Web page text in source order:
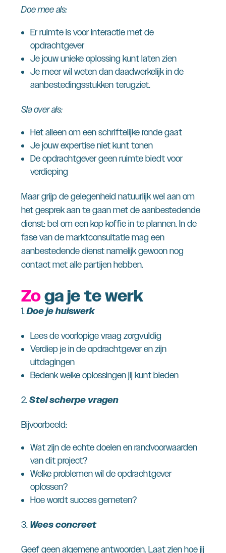
Doe mee als:
Er ruimte is voor interactie met de
opdrachtgever
Je jouw unieke oplossing kunt laten zien
Je meer wil weten dan daadwerkelijk in de
aanbestedingsstukken terugziet.
Sla over als:
Het alleen om een schriftelijke ronde gaat
Je jouw expertise niet kunt tonen
De opdrachtgever geen ruimte biedt voor
verdieping
Maar grijp de gelegenheid natuurlijk wel aan om
het gesprek aan te gaan met de aanbestedende
dienst: bel om een kop koffie in te plannen. In de
fase van de marktconsultatie mag een
aanbestedende dienst namelijk gewoon nog
contact met alle partijen hebben.
Zoga je te werk
Doe je huiswerk
Lees de voorlopige vraag zorgvuldig
Verdiep je in de opdrachtgever en zijn
uitdagingen
Bedenk welke oplossingen jij kunt bieden
Stel scherpe vragen
Bijvoorbeeld:
Wat zijn de echte doelen en randvoorwaarden
van dit project?
Welke problemen wil de opdrachtgever
oplossen?
Hoe wordt succes gemeten?
Wees concreet
Geef geen algemene antwoorden. Laat zien hoe jij